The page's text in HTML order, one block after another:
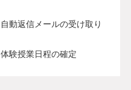
自動返信メールの受け取り
体験授業日程の確定